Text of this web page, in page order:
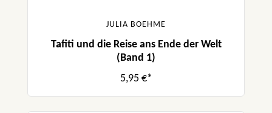
JULIA BOEHME
Tafiti und die Reise ans Ende der Welt
(Band 1)
5,95 €*